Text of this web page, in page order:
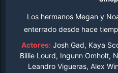
Los hermanos Megan y
enterrado desde hace
sus padres, lo que les
crímenes y
Actores: Josh Gad, Kaya
Billie Lourd, Ingunn Omholt,
Leandro Vigueras, Alex